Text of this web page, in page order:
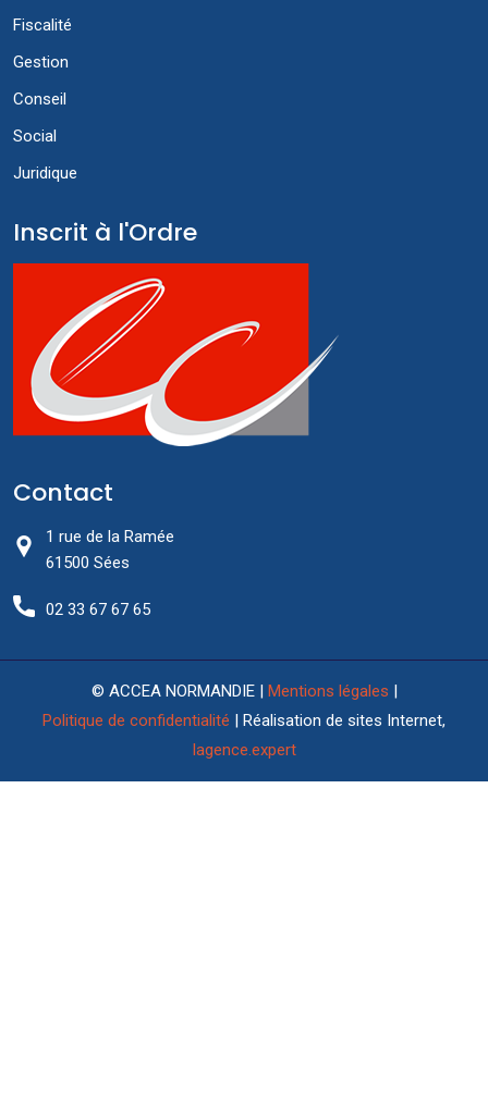
Fiscalité
Gestion
Conseil
Social
Juridique
Inscrit à l'Ordre
Contact
1 rue de la Ramée
61500 Sées
02 33 67 67 65
© ACCEA NORMANDIE | Mentions légales |
Politique de confidentialité | Réalisation de sites Internet,
lagence.expert